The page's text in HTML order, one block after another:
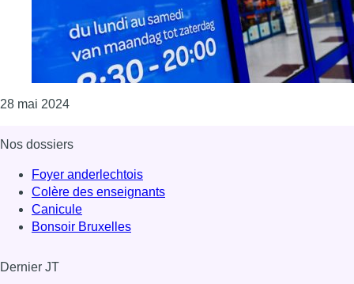
28 mai 2024Consulter l'article "L’hypermarché Carrefour
Nos dossiers
Foyer anderlechtois
Colère des enseignants
Canicule
Bonsoir Bruxelles
Dernier JT